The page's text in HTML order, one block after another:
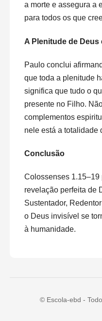
a morte e assegura a
para todos os que
A Plenitude de Deus
Paulo conclui
que toda a plenitude
significa que tudo o
presente no Filho.
complementos
nele está a totalidade
Conclusão
Colossenses 1.15–19
revelação perfeita de
Sustentador,
o Deus invisível se
à humanidade.
© Escola-ebd -